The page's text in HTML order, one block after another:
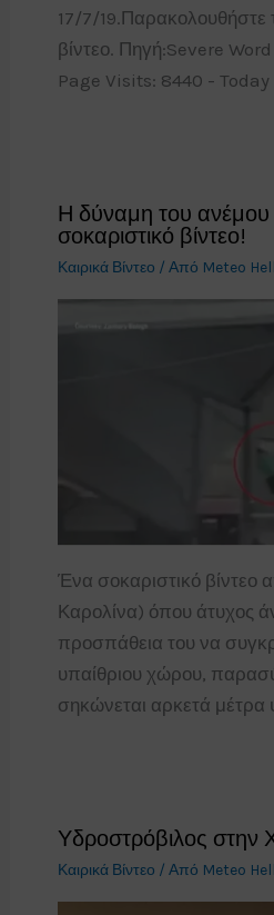
17/7/19.Παρακολουθήστε
βίντεο. Πηγή:Severe
Page Visits: 8440 -
Η δύναμη του ανέμου
σοκαριστικό βίντεο!
Καιρικά Βίντεο / Από Meteo
Ένα σοκαριστικό βίντεο
Καρολίνα) όπου άτυχος
προσπάθεια του να
υπαίθριου χώρου,
σηκώνεται αρκετά μέτρα
Υδροστρόβιλος στην
Καιρικά Βίντεο / Από Meteo